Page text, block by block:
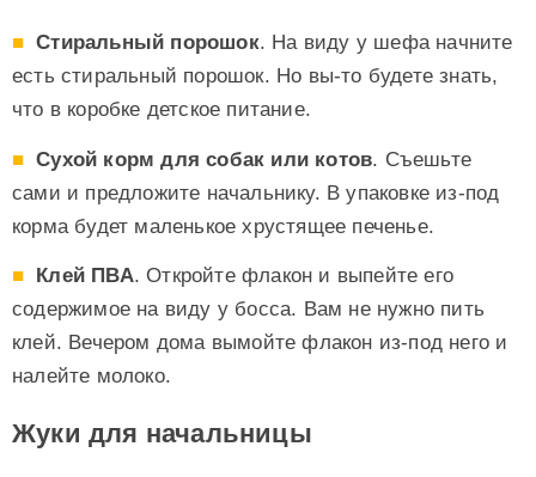
Стиральный порошок. На виду у шефа начните
есть стиральный порошок. Но вы-то будете знать,
что в коробке детское питание.
Сухой корм для собак или котов. Съешьте
сами и предложите начальнику. В упаковке из-под
корма будет маленькое хрустящее печенье.
Клей ПВА. Откройте флакон и выпейте его
содержимое на виду у босса. Вам не нужно пить
клей. Вечером дома вымойте флакон из-под него и
налейте молоко.
Жуки для начальницы